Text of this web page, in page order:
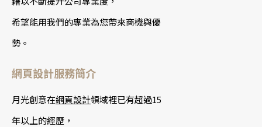
希望能用我們的專業為您帶來商機與優
勢。
網頁設計服務簡介
月光創意在網頁設計領域裡已有超過15
年以上的經歷，